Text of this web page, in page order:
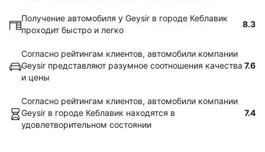
Получение автомобиля у Geysir в городе Кеблавик
проходит быстро и легко
8.3
Согласно рейтингам клиентов, автомобили компании
Geysir представляют разумное соотношения качества
и цены
7.6
Согласно рейтингам клиентов, автомобили компании
Geysir в городе Кеблавик находятся в
удовлетворительном состоянии
7.4